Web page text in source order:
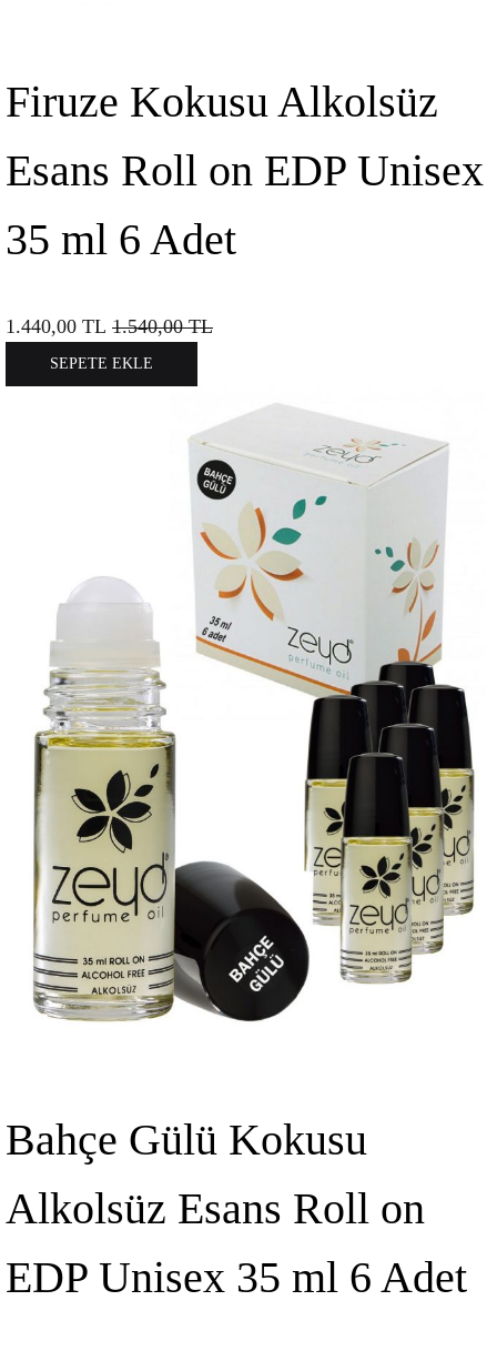
Firuze Kokusu Alkolsüz
Esans Roll on EDP Unisex
35 ml 6 Adet
1.440,00 TL 1.540,00TL
SEPETE EKLE
Bahçe Gülü Kokusu
Alkolsüz Esans Roll on
EDP Unisex 35 ml 6 Adet